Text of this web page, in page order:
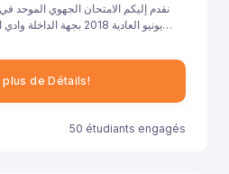
نقدم إليكم الامتحان الجهوي الموحد في
يونيو العادية 2018 بجهة
توفيرنا لهذا النموذج إلى مساعدة تلاميذ
plus de Détails!
50 étudiants engagés